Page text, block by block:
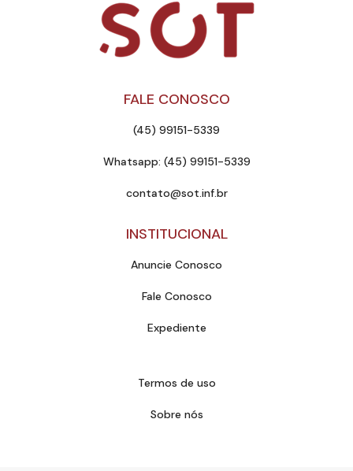
FALE CONOSCO
(45) 99151-5339
Whatsapp: (45) 99151-5339
contato@sot.inf.br
INSTITUCIONAL
Anuncie Conosco
Fale Conosco
Expediente
Termos de uso
Sobre nós